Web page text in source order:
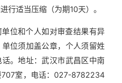
行适当压缩（为期10天）。
位和个人如对审查结果有异
位须加盖公章，个人须留姓
。地址：武汉市武昌区中南
707室，电话：027-8782234